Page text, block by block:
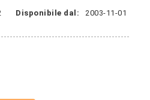
Disponibile dal: 2003-11-01